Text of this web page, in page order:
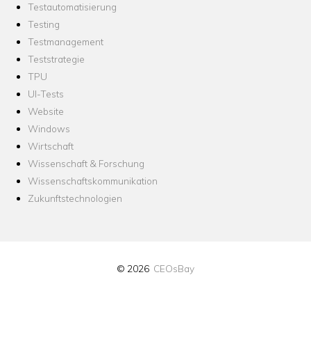
Testautomatisierung
Testing
Testmanagement
Teststrategie
TPU
UI-Tests
Website
Windows
Wirtschaft
Wissenschaft & Forschung
Wissenschaftskommunikation
Zukunftstechnologien
© 2026 CEOsBay